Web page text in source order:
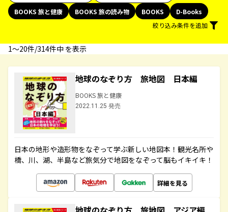
BOOKS 旅と健康
BOOKS 旅の読み物 BOOKS
D-Books
絞り込み条件を追加
1〜20件/314件中 を表示
地球のなぞり方 旅地図 日本編
BOOKS 旅と健康
2022.11.25 発売
日本の地形や造形物をなぞって学ぶ新しい地図本！観光名所や
橋、川、湖、半島など旅気分で地図をなぞって脳もイキイキ！
詳細を見る